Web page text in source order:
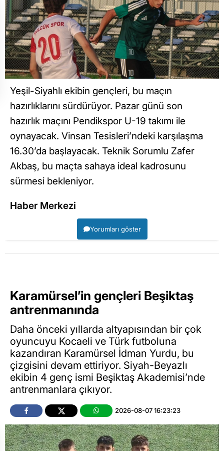
Yeşil-Siyahlı ekibin gençleri, bu maçın
hazırlıklarını sürdürüyor. Pazar günü son
hazırlık maçını Pendikspor U-19 takımı ile
oynayacak. Vinsan Tesisleri’ndeki karşılaşma
16.30’da başlayacak. Teknik Sorumlu Zafer
Akbaş, bu maçta sahaya ideal kadrosunu
sürmesi bekleniyor.
Haber Merkezi
Yorumları göster
Karamürsel’in gençleri Beşiktaş
antrenmanında
Daha önceki yıllarda altyapısından bir çok
oyuncuyu Kocaeli ve Türk futboluna
kazandıran Karamürsel İdman Yurdu, bu
çizgisini devam ettiriyor. Siyah-Beyazlı
ekibin 4 genç ismi Beşiktaş Akademisi’nde
antrenmanlara çıkıyor.
2026-08-07 16:23:23